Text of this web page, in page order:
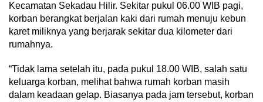
Kecamatan Sekadau Hilir. Sekitar pukul 06.00 WIB pagi,
korban berangkat berjalan kaki dari rumah menuju kebun
karet miliknya yang berjarak sekitar dua kilometer dari
rumahnya.
“Tidak lama setelah itu, pada pukul 18.00 WIB, salah satu
keluarga korban, melihat bahwa rumah korban masih
dalam keadaan gelap. Biasanya pada jam tersebut, korban